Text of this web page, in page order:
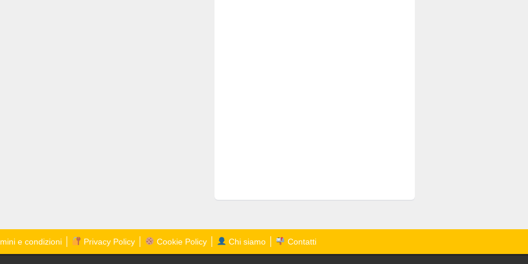
e condizioni Privacy Policy Cookie Policy Chi siamo Contatti